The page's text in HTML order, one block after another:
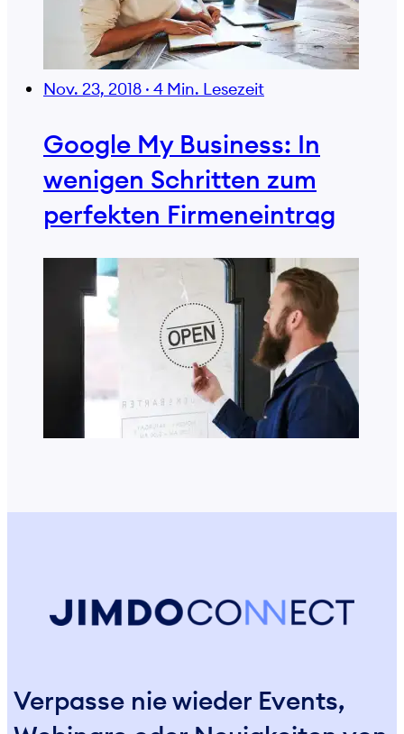
Nov. 23, 2018 · 4 Min. Lesezeit
Google My Business: In
wenigen Schritten zum
perfekten Firmeneintrag
Verpasse nie wieder Events,